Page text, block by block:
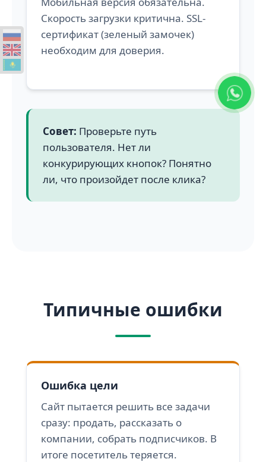
Скорость загрузки критична. SSL-
сертификат (зеленый замочек)
необходим для доверия.
Совет: Проверьте путь
пользователя. Нет ли
конкурирующих кнопок? Понятно
ли, что произойдет после клика?
Типичные ошибки
Ошибка цели
Сайт пытается решить все задачи
сразу: продать, рассказать о
компании, собрать подписчиков. В
итоге посетитель теряется.